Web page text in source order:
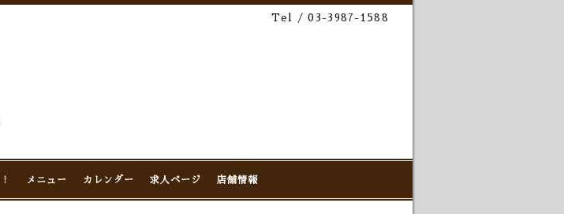
Tel / 03-3987-1588
メニュー カレンダー 求人ページ 店舗情報